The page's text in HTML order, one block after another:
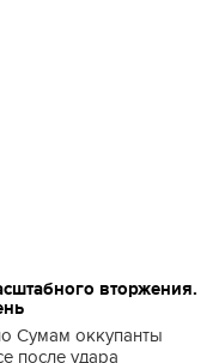
вторжения.
Сумам оккупанты
после удара